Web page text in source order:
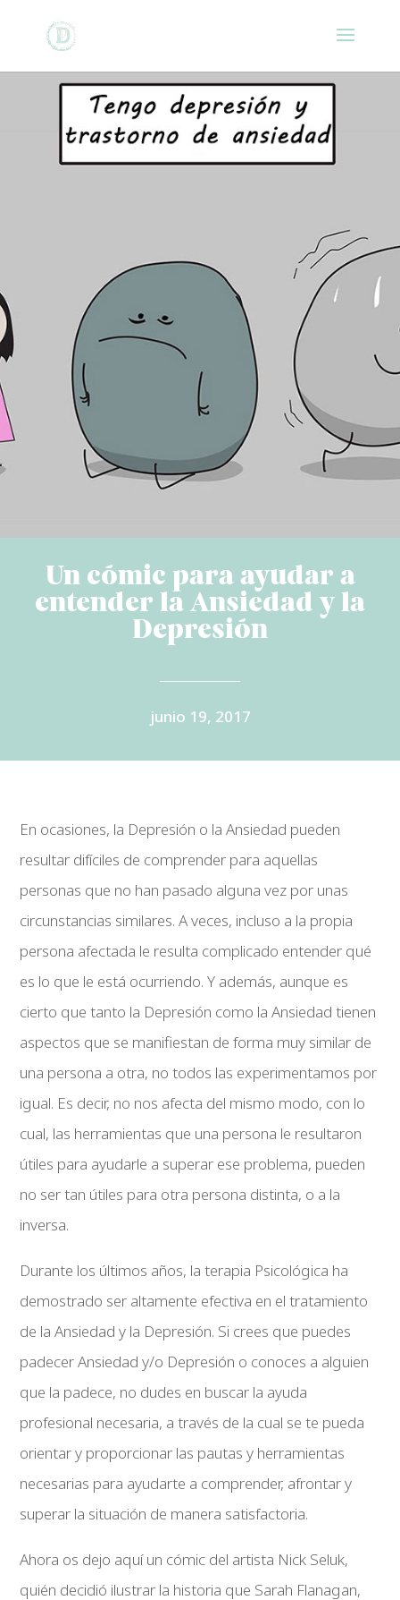
Un cómic para ayudar a
entender la Ansiedad y la
Depresión
junio 19, 2017
En ocasiones, la Depresión o la Ansiedad pueden
resultar difíciles de comprender para aquellas
personas que no han pasado alguna vez por unas
circunstancias similares. A veces, incluso a la propia
persona afectada le resulta complicado entender qué
es lo que le está ocurriendo. Y además, aunque es
cierto que tanto la Depresión como la Ansiedad tienen
aspectos que se manifiestan de forma muy similar de
una persona a otra, no todos las experimentamos por
igual. Es decir, no nos afecta del mismo modo, con lo
cual, las herramientas que una persona le resultaron
útiles para ayudarle a superar ese problema, pueden
no ser tan útiles para otra persona distinta, o a la
inversa.
Durante los últimos años, la terapia Psicológica ha
demostrado ser altamente efectiva en el tratamiento
de la Ansiedad y la Depresión. Si crees que puedes
padecer Ansiedad y/o Depresión o conoces a alguien
que la padece, no dudes en buscar la ayuda
profesional necesaria, a través de la cual se te pueda
orientar y proporcionar las pautas y herramientas
necesarias para ayudarte a comprender, afrontar y
superar la situación de manera satisfactoria.
Ahora os dejo aquí un cómic del artista Nick Seluk,
quién decidió ilustrar la historia que Sarah Flanagan,